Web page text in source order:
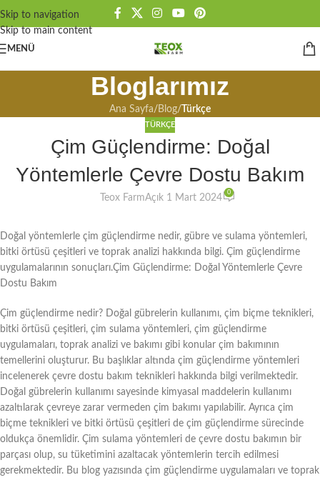
Skip to navigation
Skip to main content
MENÜ
Bloglarımız
Ana Sayfa/ Blog/ Türkçe
TÜRKÇE
Çim Güçlendirme: Doğal
Yöntemlerle Çevre Dostu Bakım
Teox FarmAçık 1 Mart 2024
0
Doğal yöntemlerle çim güçlendirme nedir, gübre ve sulama yöntemleri,
bitki örtüsü çeşitleri ve toprak analizi hakkında bilgi. Çim güçlendirme
uygulamalarının sonuçları.Çim Güçlendirme: Doğal Yöntemlerle Çevre
Dostu Bakım
Çim güçlendirme nedir? Doğal gübrelerin kullanımı, çim biçme teknikleri,
bitki örtüsü çeşitleri, çim sulama yöntemleri, çim güçlendirme
uygulamaları, toprak analizi ve bakımı gibi konular çim bakımının
temellerini oluşturur. Bu başlıklar altında çim güçlendirme yöntemleri
incelenerek çevre dostu bakım teknikleri hakkında bilgi verilmektedir.
Doğal gübrelerin kullanımı sayesinde kimyasal maddelerin kullanımı
azaltılarak çevreye zarar vermeden çim bakımı yapılabilir. Ayrıca çim
biçme teknikleri ve bitki örtüsü çeşitleri de çim güçlendirme sürecinde
oldukça önemlidir. Çim sulama yöntemleri de çevre dostu bakımın bir
parçası olup, su tüketimini azaltacak yöntemlerin tercih edilmesi
gerekmektedir. Bu blog yazısında çim güçlendirme uygulamaları ve toprak